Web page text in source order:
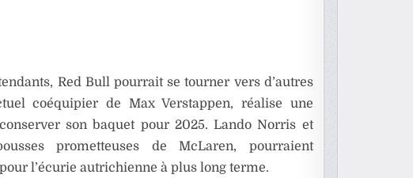
Red Bull pourrait se tourner vers d’autres
coéquipier de Max Verstappen, réalise une
son baquet pour 2025. Lando Norris et
prometteuses de McLaren, pourraient
l’écurie autrichienne à plus long terme.